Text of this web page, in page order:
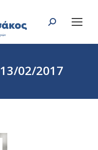
Search:
13/02/2017